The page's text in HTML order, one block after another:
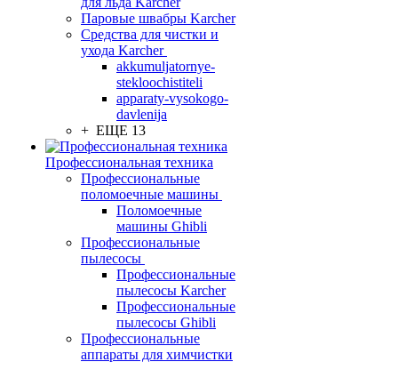
Паровые швабры Karcher
Средства для чистки и
ухода Karcher
akkumuljatornye-
stekloochistiteli
apparaty-vysokogo-
davlenija
+ ЕЩЕ 13
Профессиональная техника
Профессиональные
поломоечные машины
Поломоечные
машины Ghibli
Профессиональные
пылесосы
Профессиональные
пылесосы Karcher
Профессиональные
пылесосы Ghibli
Профессиональные
аппараты для химчистки